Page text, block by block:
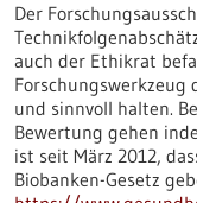
Der
auch der Ethikrat
und sinnvoll halten.
Bewertung gehen
ist seit März 2012,
Biobanken-Gesetz